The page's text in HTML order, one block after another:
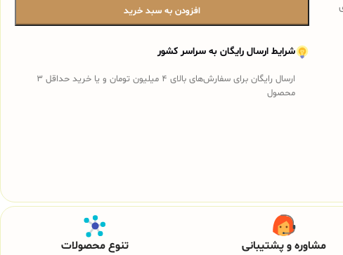
افزودن به سبد خرید
شرایط ارسال رایگان به سراسر کشور
ارسال رایگان برای سفارش‌های بالای 4 میلیون تومان و یا خرید حداقل 3
محصول
مشاوره و پشتیبانی تنوع محصولات